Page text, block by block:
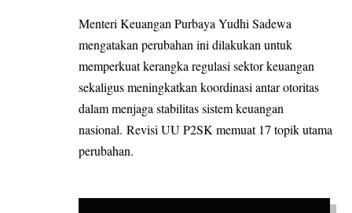
Menteri Keuangan Purbaya Yudhi Sadewa
mengatakan perubahan ini dilakukan untuk
memperkuat kerangka regulasi sektor keuangan
sekaligus meningkatkan koordinasi antar otoritas
dalam menjaga stabilitas sistem keuangan
nasional. Revisi UU P2SK memuat 17 topik utama
perubahan.